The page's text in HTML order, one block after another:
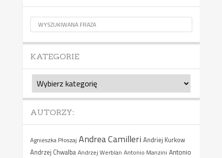
KATEGORIE
Kategorie
AUTORZY:
Agnieszka Płoszaj Andrea Camilleri Andriej Kurkow
Andrzej Chwalba Andrzej Werblan Antonio Manzini Antonio